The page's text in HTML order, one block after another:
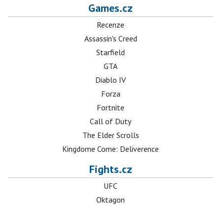
Games.cz
Recenze
Assassin's Creed
Starfield
GTA
Diablo IV
Forza
Fortnite
Call of Duty
The Elder Scrolls
Kingdome Come: Deliverence
Fights.cz
UFC
Oktagon